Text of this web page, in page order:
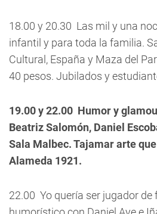
18.00 y 20.30  Las mil y una
infantil y para toda la familia.
Cultural, España y Maza del
40 pesos. Jubilados y
19.00 y 22.00  Humor y
Beatriz Salomón, Daniel
Sala Malbec. Tajamar arte
Alameda 1921.
22.00  Yo quería ser jugador